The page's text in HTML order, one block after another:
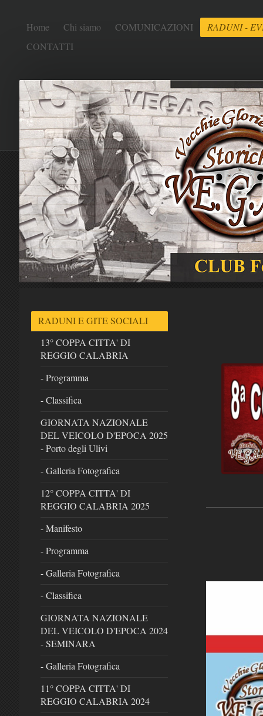
Home Chi siamo COMUNICAZIONI
RADUNI -
CONTATTI
RADUNI E GITE SOCIALI
13° COPPA CITTA' DI
REGGIO CALABRIA
- Programma
- Classifica
GIORNATA NAZIONALE
DEL VEICOLO D'EPOCA 2025
- Porto degli Ulivi
- Galleria Fotografica
12° COPPA CITTA' DI
REGGIO CALABRIA 2025
- Manifesto
- Programma
- Galleria Fotografica
- Classifica
GIORNATA NAZIONALE
DEL VEICOLO D'EPOCA 2024
- SEMINARA
- Galleria Fotografica
11° COPPA CITTA' DI
REGGIO CALABRIA 2024